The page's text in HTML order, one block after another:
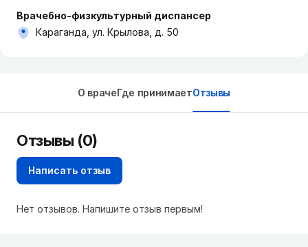
Врачебно-физкультурный диспансер
Караганда, ул. Крылова, д. 50
О врачеГде принимаетОтзывы
Отзывы (0)
Написать отзыв
Нет отзывов. Напишите отзыв первым!